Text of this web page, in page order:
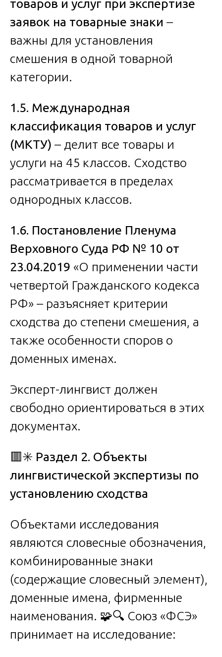
товаров и услуг при экспертизе
заявок на товарные знаки –
важны для установления
смешения в одной товарной
категории.
1.5. Международная
классификация товаров и услуг
(МКТУ) – делит все товары и
услуги на 45 классов. Сходство
рассматривается в пределах
однородных классов.
1.6. Постановление Пленума
Верховного Суда РФ № 10 от
23.04.2019 «О применении части
четвертой Гражданского кодекса
РФ» – разъясняет критерии
сходства до степени смешения, а
также особенности споров о
доменных именах.
Эксперт-лингвист должен
свободно ориентироваться в этих
документах.
🟥✳️ Раздел 2. Объекты
лингвистической экспертизы по
установлению сходства
Объектами исследования
являются словесные обозначения,
комбинированные знаки
(содержащие словесный элемент),
доменные имена, фирменные
наименования. 🧩🔍 Союз «ФСЭ»
принимает на исследование: